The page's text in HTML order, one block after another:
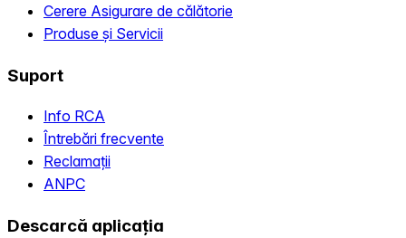
Cerere Asigurare de călătorie
Produse și Servicii
Suport
Info RCA
Întrebări frecvente
Reclamații
ANPC
Descarcă aplicația